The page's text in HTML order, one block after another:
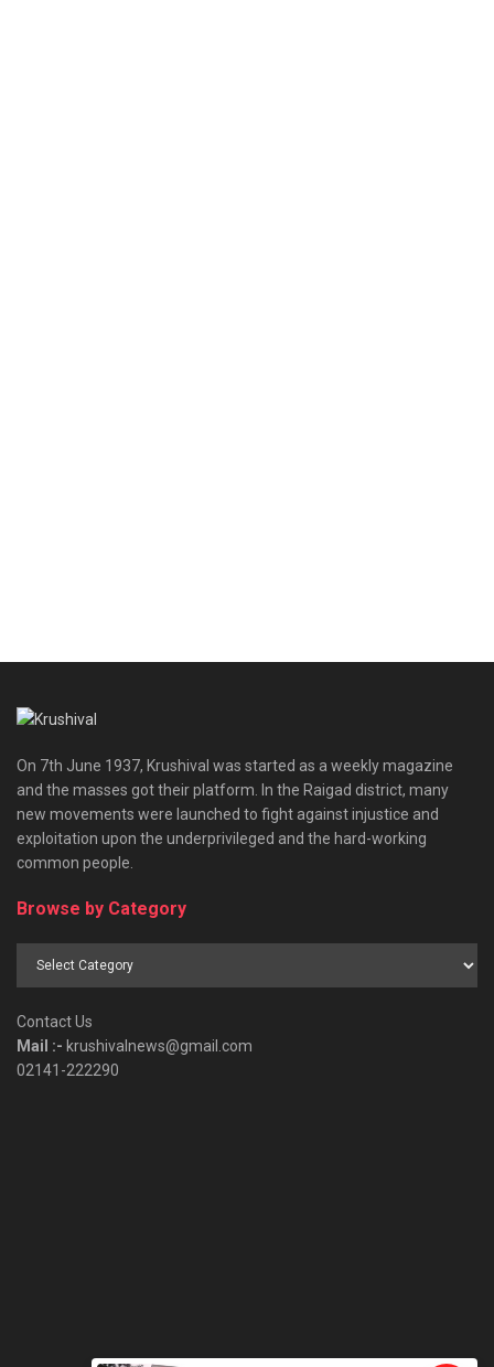
On 7th June 1937, Krushival was started as a weekly magazine
and the masses got their platform. In the Raigad district, many
new movements were launched to fight against injustice and
exploitation upon the underprivileged and the hard-working
common people.
Browse by Category
Browse
Contact Us
Mail :- krushivalnews@gmail.com
02141-222290